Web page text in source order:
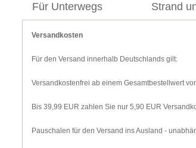
Für Unterwegs Strand
Versandkosten
Für den Versand innerhalb Deutschlands gilt:
Versandkostenfrei ab einem Gesamtbestellwert
Bis 39,99 EUR zahlen Sie nur 5,90 EUR
Pauschalen für den Versand ins Ausland -